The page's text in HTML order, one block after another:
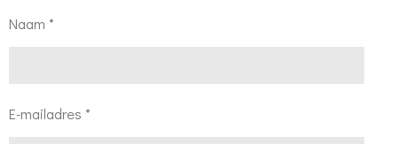
Naam *
E-mailadres *